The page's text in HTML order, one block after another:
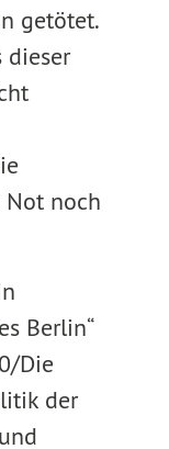
getötet.
dieser
noch
Berlin“
Die
der